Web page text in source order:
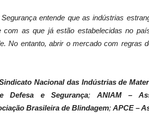
entende que as indústrias
com as que já estão estabelecidas no
No entanto, abrir o mercado com regras
Nacional das Indústrias de
Defesa e Segurança;
ANIAM –
Brasileira de Blindagem; APCE –